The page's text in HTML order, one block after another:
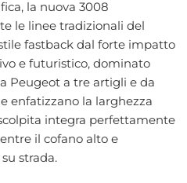
la nuova 3008
le linee tradizionali del
fastback dal forte impatto
e futuristico, dominato
Peugeot a tre artigli e da
enfatizzano la larghezza
integra perfettamente
il cofano alto e
strada.